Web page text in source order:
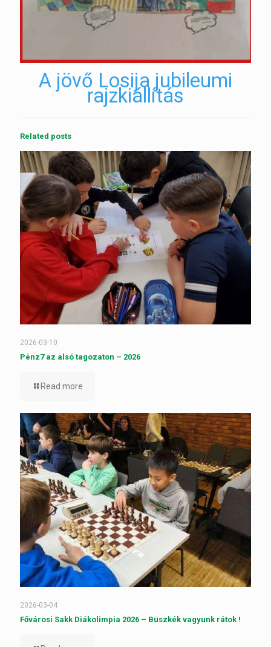
A jövő Losija jubileumi
rajzkiállítás
Related posts
2026-03-10
Pénz7 az alsó tagozaton – 2026
Read more
2026-03-04
Fővárosi Sakk Diákolimpia 2026 – Büszkék vagyunk rátok !